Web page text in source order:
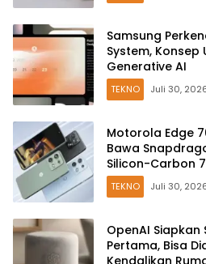
Samsung
System, Konsep
Generative AI
TEKNO Juli 30,
Motorola Edge
Bawa
Silicon-Carbon
TEKNO Juli 30,
OpenAI Siapkan
Pertama, Bisa